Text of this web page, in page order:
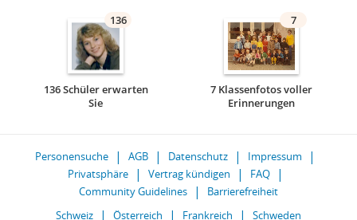
136
136 Schüler erwarten
Sie
7
7 Klassenfotos voller
Erinnerungen
Personensuche AGB Datenschutz
Impressum
Privatsphäre
Vertrag kündigen
FAQ
Community Guidelines
Barrierefreiheit
Schweiz
Österreich Frankreich Schweden